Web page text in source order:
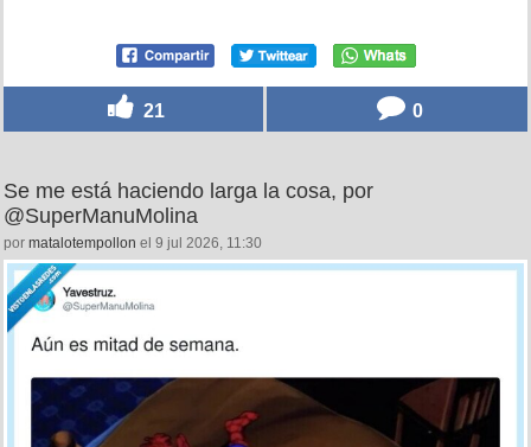
21 0
Se me está haciendo larga la cosa, por
@SuperManuMolina
por matalotempollon el 9 jul 2026, 11:30